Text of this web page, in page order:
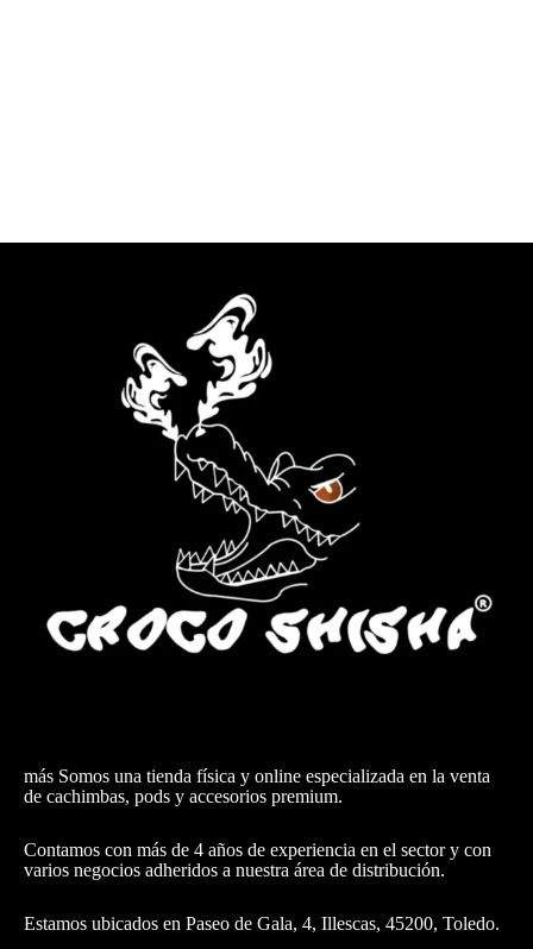
más Somos una tienda física y online especializada en la venta
de cachimbas, pods y accesorios premium.
Contamos con más de 4 años de experiencia en el sector y con
varios negocios adheridos a nuestra área de distribución.
Estamos ubicados en Paseo de Gala, 4, Illescas, 45200, Toledo.